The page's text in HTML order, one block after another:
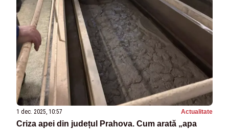
1 dec. 2025, 10:57 Actualitate
Criza apei din județul Prahova. Cum arată „apa